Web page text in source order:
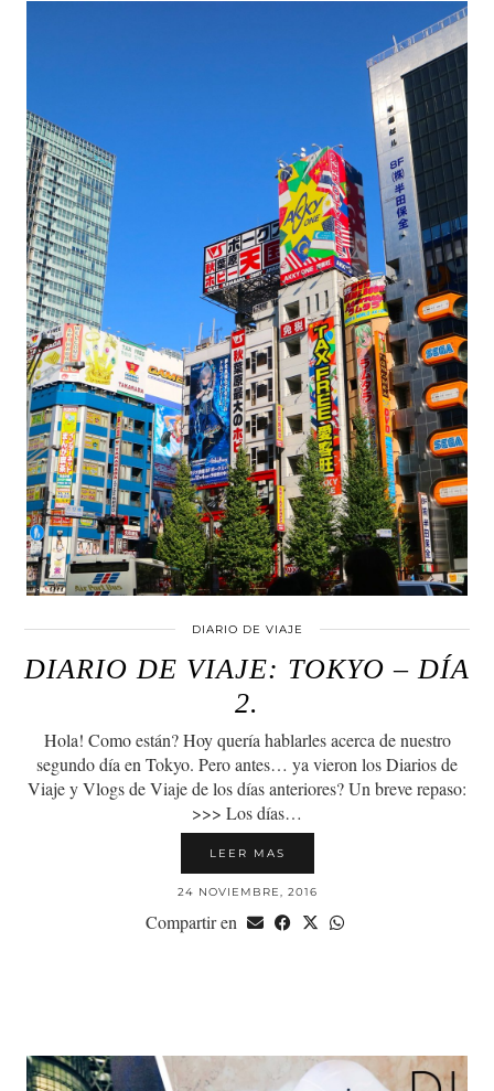
DIARIO DE VIAJE
DIARIO DE VIAJE: TOKYO – DÍA
2.
Hola! Como están? Hoy quería hablarles acerca de nuestro
segundo día en Tokyo. Pero antes… ya vieron los Diarios de
Viaje y Vlogs de Viaje de los días anteriores? Un breve repaso:
>>> Los días…
LEER MAS
24 NOVIEMBRE, 2016
Compartir en